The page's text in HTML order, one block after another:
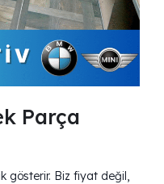
Parça
gösterir. Biz fiyat değil,